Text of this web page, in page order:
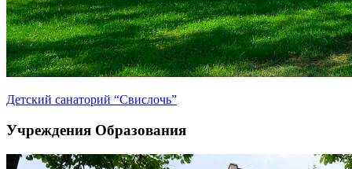
Детский санаторий “Свислочь”
Учреждения Образования